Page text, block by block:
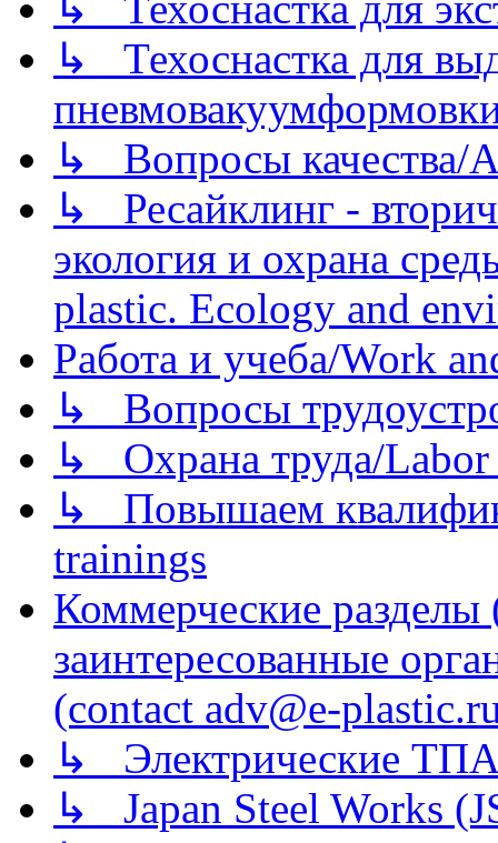
↳ Техоснастка для
↳ Вопросы качества/
↳ Ресайклинг -
экология и охрана
plastic. Ecology and
Работа и учеба/Work
↳ Вопросы
↳ Охрана труда/Labor
↳ Повышаем
trainings
Коммерческие
заинтересованные
(contact adv@e-
↳ Электрические
↳ Japan Steel Works